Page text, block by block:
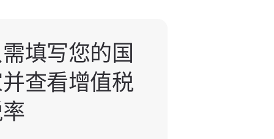
填写您的国
查看增值税